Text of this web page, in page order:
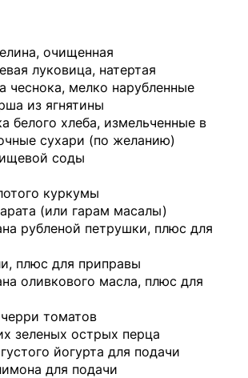
очищенная
луковица, натертая
чеснока, мелко нарубленные
из ягнятины
белого хлеба, измельченные в
сухари (по желанию)
соды
куркумы
(или гарам масалы)
рубленой петрушки, плюс для
плюс для приправы
оливкового масла, плюс для
черри томатов
зеленых острых перца
йогурта для подачи
для подачи